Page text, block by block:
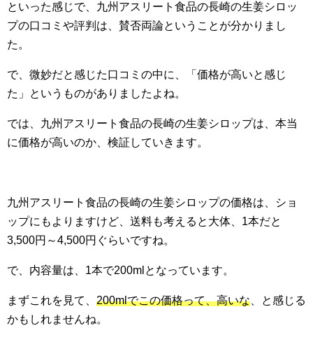
といった感じで、九州アスリート食品の長崎の生姜シロッ
プの口コミや評判は、賛否両論ということが分かりまし
た。
で、微妙だと感じた口コミの中に、「価格が高いと感じ
た」というものがありましたよね。
では、九州アスリート食品の長崎の生姜シロップは、本当
に価格が高いのか、検証していきます。
九州アスリート食品の長崎の生姜シロップの価格は、ショ
ップにもよりますけど、送料も考えると大体、1本だと
3,500円～4,500円ぐらいですね。
で、内容量は、1本で200mlとなっています。
まずこれを見て、 200mlでこの価格って、高いな 、と感じる
かもしれませんね。